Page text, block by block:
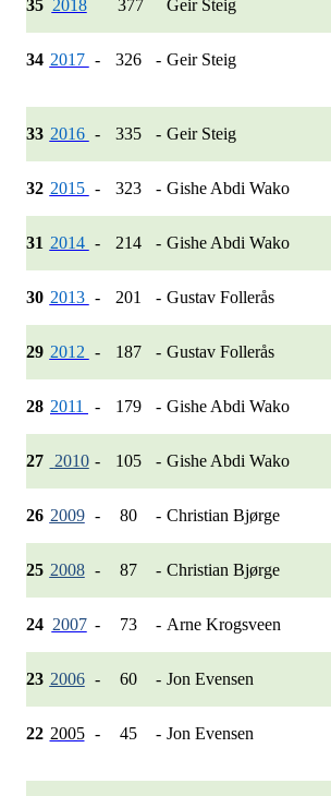
35 2018 377 Geir Steig
34 2017 - 326 - Geir Steig
33 2016 - 335 - Geir Steig
32 2015 - 323 - Gishe Abdi Wako
31 2014 - 214 - Gishe Abdi Wako
30 2013 - 201 - Gustav Follerås
29 2012 - 187 - Gustav Follerås
28 2011 - 179 - Gishe Abdi Wako
27 2010 - 105 - Gishe Abdi Wako
26 2009 - 80 - Christian Bjørge
25 2008 - 87 - Christian Bjørge
24 2007 - 73 - Arne Krogsveen
23 2006 - 60 - Jon Evensen
22 2005 - 45 - Jon Evensen